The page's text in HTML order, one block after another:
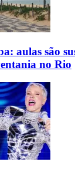
aulas são
no Rio